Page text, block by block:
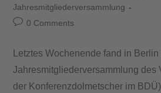
Jahresmitgliederversammlung
0 Comments
Letztes Wochenende fand in Berlin
Jahresmitgliederversammlung des
der Konferenzdolmetscher im